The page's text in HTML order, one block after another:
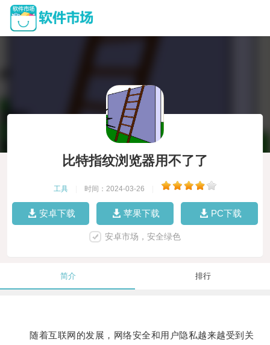
比特指纹浏览器用不了了
工具 时间：2024-03-26
安卓下载 苹果下载 PC下载
安卓市场，安全绿色
简介 排行
随着互联网的发展，网络安全和用户隐私越来越受到关